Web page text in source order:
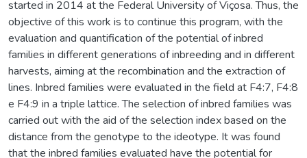
started in 2014 at the Federal University of Viçosa. Thus, the
objective of this work is to continue this program, with the
evaluation and quantification of the potential of inbred
families in different generations of inbreeding and in different
harvests, aiming at the recombination and the extraction of
lines. Inbred families were evaluated in the field at F4:7, F4:8
e F4:9 in a triple lattice. The selection of inbred families was
carried out with the aid of the selection index based on the
distance from the genotype to the ideotype. It was found
that the inbred families evaluated have the potential for